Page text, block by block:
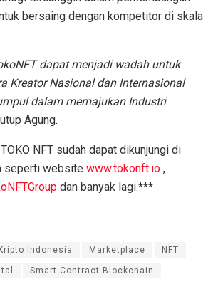
bersaing dengan kompetitor di skala
dapat menjadi wadah untuk
Kreator Nasional dan Internasional
dalam memajukan Industri
Agung.
TOKO NFT sudah dapat dikunjungi di
seperti website www.tokonft.io ,
dan banyak lagi.***
Indonesia Marketplace NFT
Smart Contract Blockchain